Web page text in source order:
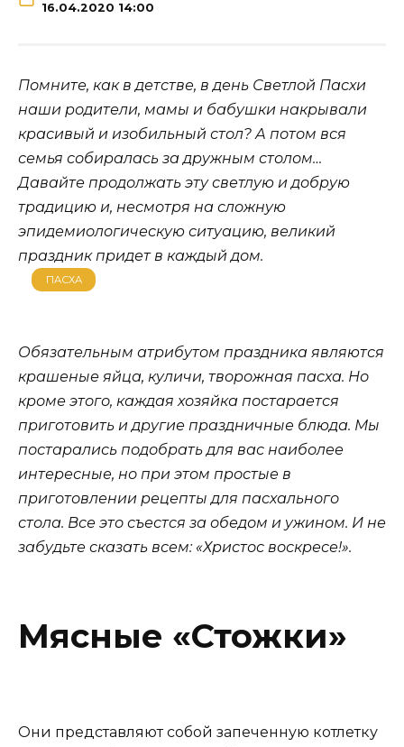
16.04.2020 14:00
Помните, как в детстве, в день Светлой Пасхи
наши родители, мамы и бабушки накрывали
красивый и изобильный стол? А потом вся
семья собиралась за дружным столом…
Давайте продолжать эту светлую и добрую
традицию и, несмотря на сложную
эпидемиологическую ситуацию, великий
праздник придет в каждый дом.
ПАСХА
Обязательным атрибутом праздника являются
крашеные яйца, куличи, творожная пасха. Но
кроме этого, каждая хозяйка постарается
приготовить и другие праздничные блюда. Мы
постарались подобрать для вас наиболее
интересные, но при этом простые в
приготовлении рецепты для пасхального
стола. Все это съестся за обедом и ужином. И не
забудьте сказать всем: «Христос воскресе!».
Мясные «Стожки»
Они представляют собой запеченную котлетку